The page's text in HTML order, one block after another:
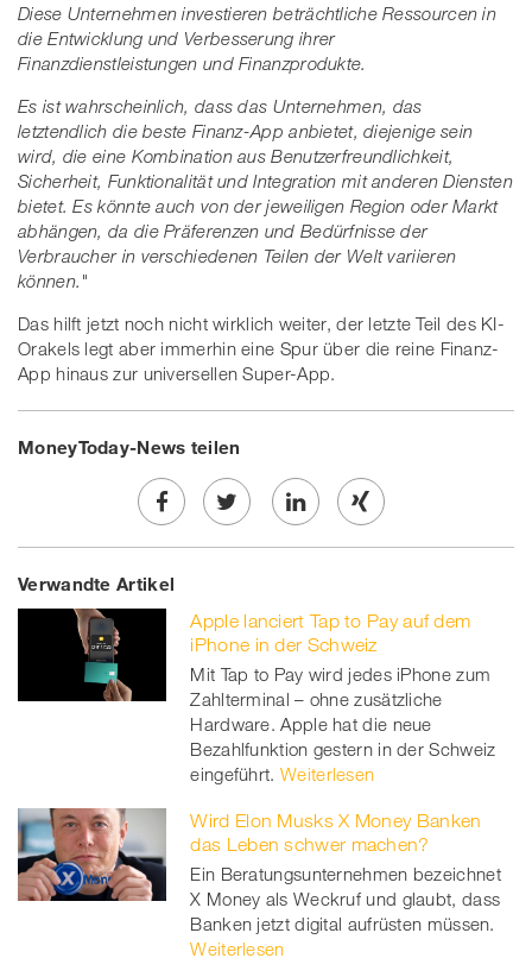
Diese Unternehmen investieren beträchtliche Ressourcen in
die Entwicklung und Verbesserung ihrer
Finanzdienstleistungen und Finanzprodukte.
Es ist wahrscheinlich, dass das Unternehmen, das
letztendlich die beste Finanz-App anbietet, diejenige sein
wird, die eine Kombination aus Benutzerfreundlichkeit,
Sicherheit, Funktionalität und Integration mit anderen Diensten
bietet. Es könnte auch von der jeweiligen Region oder Markt
abhängen, da die Präferenzen und Bedürfnisse der
Verbraucher in verschiedenen Teilen der Welt variieren
können."
Das hilft jetzt noch nicht wirklich weiter, der letzte Teil des KI-
Orakels legt aber immerhin eine Spur über die reine Finanz-
App hinaus zur universellen Super-App.
MoneyToday-News teilen
Share
on
Facebook
Twe
on
twitt
er
Share
linkedin
Share
Xing
Verwandte Artikel
Apple lanciert Tap to Pay auf dem
iPhone in der Schweiz
Mit Tap to Pay wird jedes iPhone zum
Zahlterminal – ohne zusätzliche
Hardware. Apple hat die neue
Bezahlfunktion gestern in der Schweiz
eingeführt. Weiterlesen
Wird Elon Musks X Money Banken
das Leben schwer machen?
Ein Beratungsunternehmen bezeichnet
X Money als Weckruf und glaubt, dass
Banken jetzt digital aufrüsten müssen.
Weiterlesen